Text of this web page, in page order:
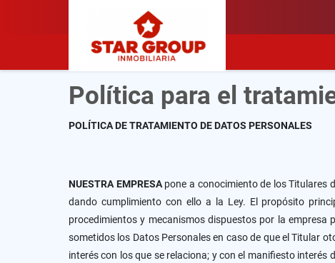
Política para el
POLÍTICA DE TRATAMIENTO DE DATOS PERSONALES
NUESTRA EMPRESApone a conocimiento de los Titulares
dando cumplimiento con ello a la Ley. El propósito
procedimientos y mecanismos dispuestos por la
sometidos los Datos Personales en caso de que el Titular
interés con los que se relaciona; y con el manifiesto